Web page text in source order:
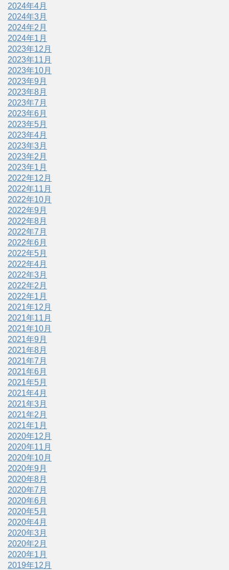
2024年4月
2024年3月
2024年2月
2024年1月
2023年12月
2023年11月
2023年10月
2023年9月
2023年8月
2023年7月
2023年6月
2023年5月
2023年4月
2023年3月
2023年2月
2023年1月
2022年12月
2022年11月
2022年10月
2022年9月
2022年8月
2022年7月
2022年6月
2022年5月
2022年4月
2022年3月
2022年2月
2022年1月
2021年12月
2021年11月
2021年10月
2021年9月
2021年8月
2021年7月
2021年6月
2021年5月
2021年4月
2021年3月
2021年2月
2021年1月
2020年12月
2020年11月
2020年10月
2020年9月
2020年8月
2020年7月
2020年6月
2020年5月
2020年4月
2020年3月
2020年2月
2020年1月
2019年12月